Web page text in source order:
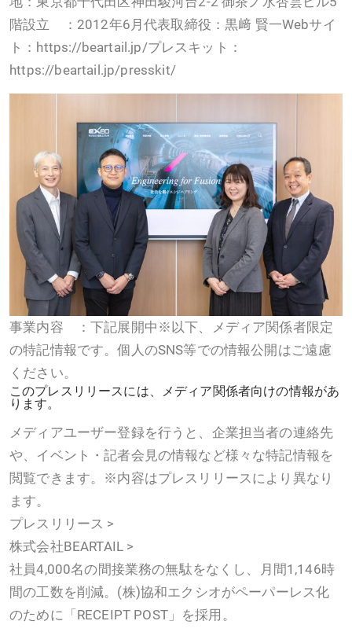
階設立 ：2012年6月代表取締役：黒﨑 賢一Webサイ
ト：https://beartail.jp/プレスキット：
https://beartail.jp/presskit/
事業内容 ：下記展開中※以下、メディア関係者限定
の特記情報です。個人のSNS等での情報公開はご遠慮
ください。
このプレスリリースには、メディア関係者向けの情報があ
ります。
メディアユーザー登録を行うと、企業担当者の連絡先
や、イベント・記者会見の情報など様々な特記情報を
閲覧できます。※内容はプレスリリースにより異なり
ます。
プレスリリース >
株式会社BEARTAIL >
社員4,000名の間接業務の無駄をなくし、月間1,146時
間の工数を削減。(株)協和エクシオがペーパーレス化
のために「RECEIPT POST」を採用。